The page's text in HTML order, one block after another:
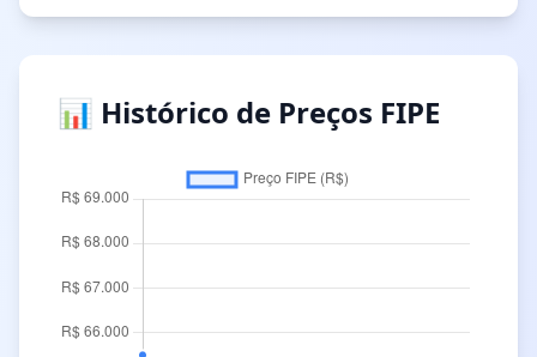
📊 Histórico de Preços FIPE